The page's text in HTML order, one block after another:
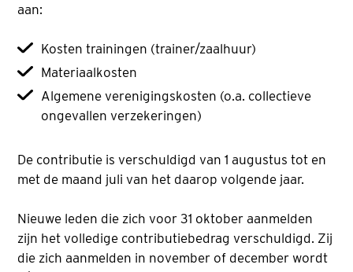
aan:
Kosten trainingen (trainer/zaalhuur)
Materiaalkosten
Algemene verenigingskosten (o.a. collectieve
ongevallen verzekeringen)
De contributie is verschuldigd van 1 augustus tot en
met de maand juli van het daarop volgende jaar.
Nieuwe leden die zich voor 31 oktober aanmelden
zijn het volledige contributiebedrag verschuldigd. Zij
die zich aanmelden in november of december wordt